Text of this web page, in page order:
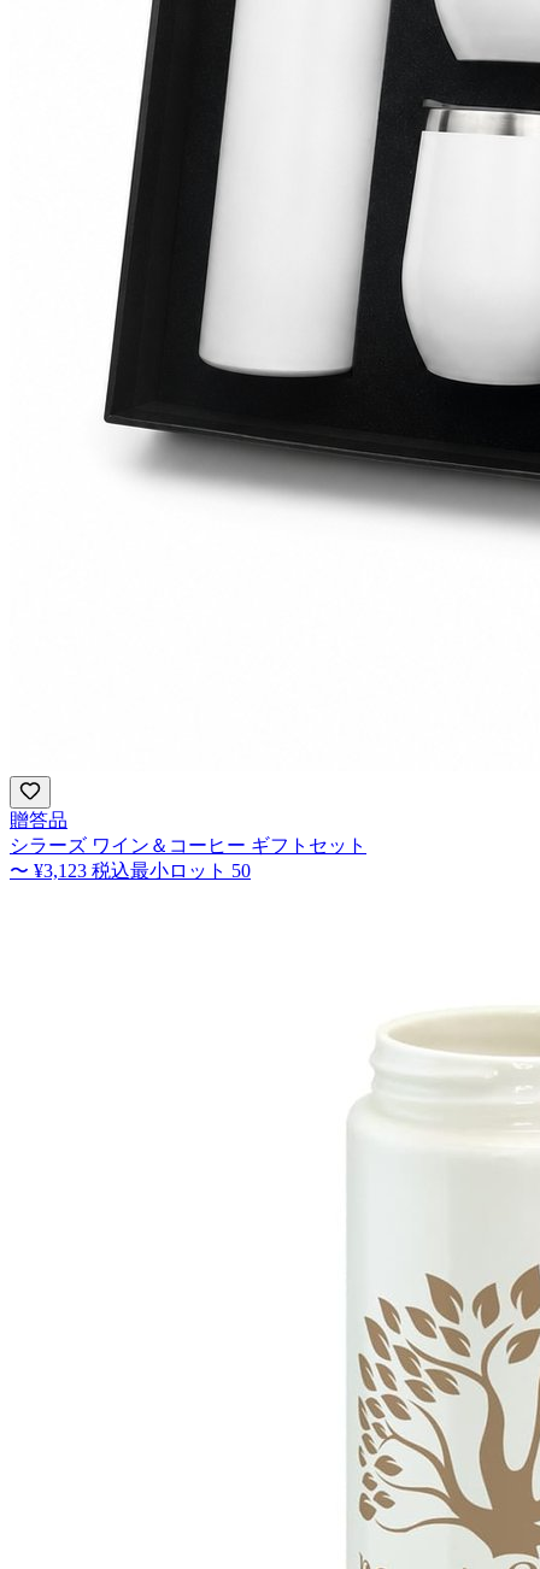
贈答品
シラーズ ワイン＆コーヒー ギフトセット
〜 ¥3,123 税込最小ロット 50